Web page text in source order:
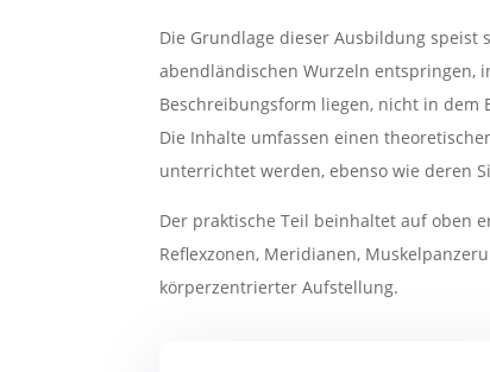
Die Grundlage dieser Ausbildung speist
abendländischen Wurzeln entspringen,
Beschreibungsform liegen, nicht in dem
Die Inhalte umfassen einen
unterrichtet werden, ebenso wie deren
Der praktische Teil beinhaltet auf oben
Reflexzonen, Meridianen,
körperzentrierter Aufstellung.